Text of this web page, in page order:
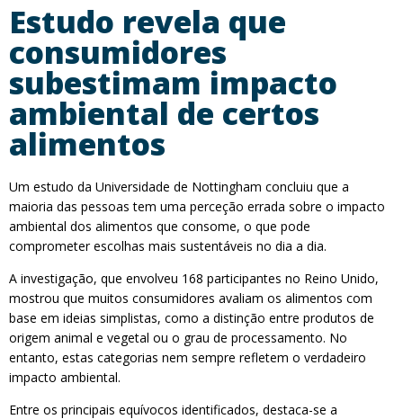
Estudo revela que
consumidores
subestimam impacto
ambiental de certos
alimentos
Um estudo da Universidade de Nottingham concluiu que a
maioria das pessoas tem uma perceção errada sobre o impacto
ambiental dos alimentos que consome, o que pode
comprometer escolhas mais sustentáveis no dia a dia.
A investigação, que envolveu 168 participantes no Reino Unido,
mostrou que muitos consumidores avaliam os alimentos com
base em ideias simplistas, como a distinção entre produtos de
origem animal e vegetal ou o grau de processamento. No
entanto, estas categorias nem sempre refletem o verdadeiro
impacto ambiental.
Entre os principais equívocos identificados, destaca-se a